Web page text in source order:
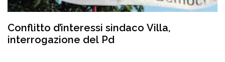
Conflitto d’interessi sindaco Villa,
interrogazione del Pd